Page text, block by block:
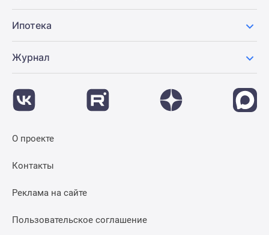
Ипотека
Журнал
О проекте
Контакты
Реклама на сайте
Пользовательское соглашение